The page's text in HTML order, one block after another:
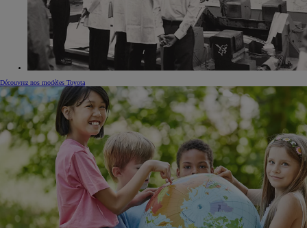
Découvrez nos modèles Toyota